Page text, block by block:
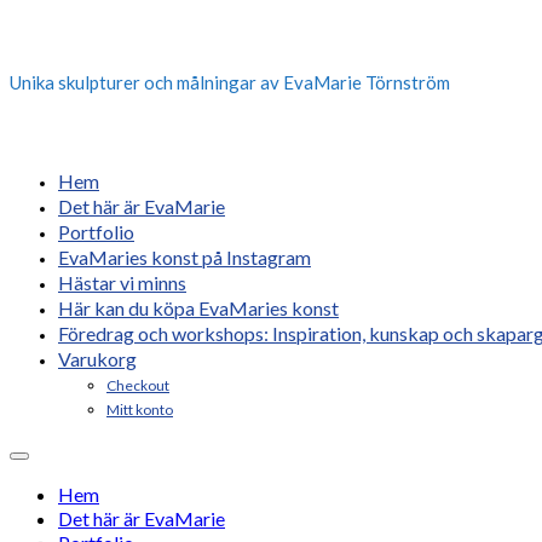
Unika skulpturer och målningar av EvaMarie Törnström
Hem
Det här är EvaMarie
Portfolio
EvaMaries konst på Instagram
Hästar vi minns
Här kan du köpa EvaMaries konst
Föredrag och workshops: Inspiration, kunskap och
Varukorg
Checkout
Mitt konto
Hem
Det här är EvaMarie